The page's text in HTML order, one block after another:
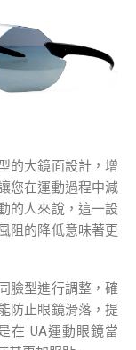
的大鏡面設計，增
您在運動過程中減
的人來說，這一設
阻的降低意味著更
臉型進行調整，確
防止眼鏡滑落，提
在 UA運動眼鏡當